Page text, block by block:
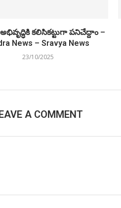
కలిసికట్టుగా పనిచేద్దాం –
News – Sravya News
23/10/2025
A COMMENT